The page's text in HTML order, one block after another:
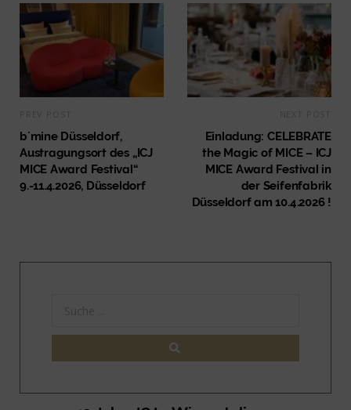
b´mine Düsseldorf,
Austragungsort des „ICJ
MICE Award Festival“
9.-11.4.2026, Düsseldorf
Einladung: CELEBRATE
the Magic of MICE – ICJ
MICE Award Festival in
der Seifenfabrik
Düsseldorf am 10.4.2026 !